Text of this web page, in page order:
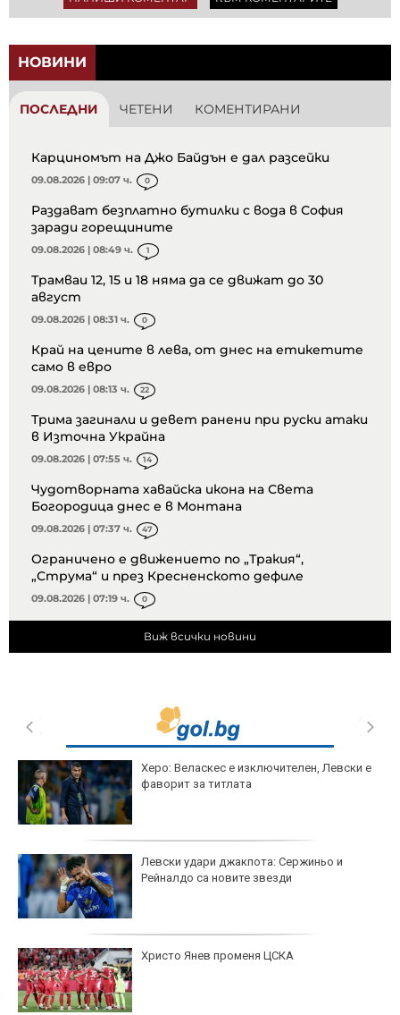
НОВИНИ
ПОСЛЕДНИ ЧЕТЕНИ КОМЕНТИРАНИ
Карциномът на Джо Байдън е дал разсейки
09.08.2026 | 09:07 ч. 0
Раздават безплатно бутилки с вода в София
заради горещините
09.08.2026 | 08:49 ч. 1
Трамваи 12, 15 и 18 няма да се движат до 30
август
09.08.2026 | 08:31 ч. 0
Край на цените в лева, от днес на етикетите
само в евро
09.08.2026 | 08:13 ч. 22
Трима загинали и девет ранени при руски атаки
в Източна Украйна
09.08.2026 | 07:55 ч. 14
Чудотворната хавайска икона на Света
Богородица днес е в Монтана
09.08.2026 | 07:37 ч. 47
Ограничено е движението по „Тракия“,
„Струма“ и през Кресненското дефиле
09.08.2026 | 07:19 ч. 0
Виж всички новини
Херо: Веласкес е изключителен, Левски е
фаворит за титлата
Левски удари джакпота: Сержиньо и
Рейналдо са новите звезди
Христо Янев променя ЦСКА